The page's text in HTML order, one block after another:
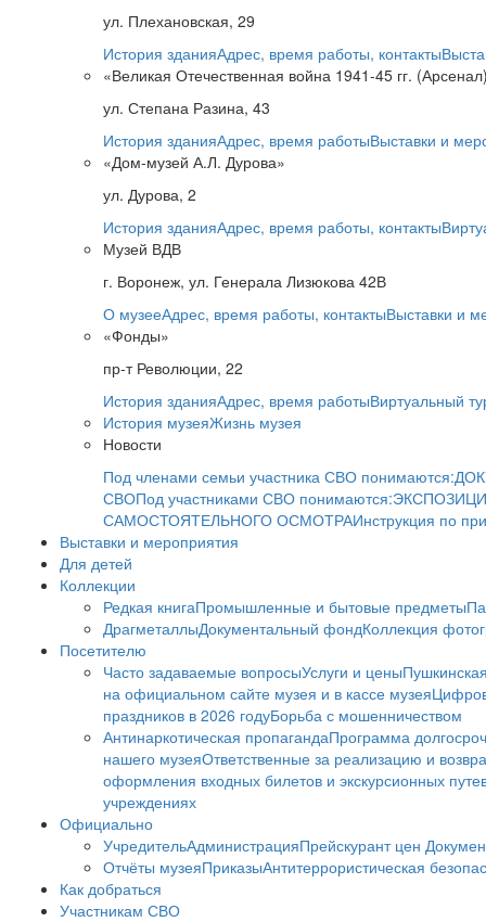
ул. Плехановская, 29
История зданияАдрес, время работы, контакты
«Великая Отечественная война 1941-45 гг.
ул. Степана Разина, 43
История зданияАдрес, время работыВыставки и
«Дом-музей А.Л. Дурова»
ул. Дурова, 2
История зданияАдрес, время работы, контакты
Музей ВДВ
г. Воронеж, ул. Генерала Лизюкова 42В
О музееАдрес, время работы, контактыВыставки и
«Фонды»
пр-т Революции, 22
История зданияАдрес, время работыВиртуальный
История музеяЖизнь музея
Новости
Под членами семьи участника СВО понимаются:
СВОПод участниками СВО понимаются:
САМОСТОЯТЕЛЬНОГО ОСМОТРАИнструкция по
Выставки и мероприятия
Для детей
Коллекции
Редкая книгаПромышленные и бытовые предметы
ДрагметаллыДокументальный фондКоллекция
Посетителю
Часто задаваемые вопросыУслуги и цены
на официальном сайте музея и в кассе музея
праздников в 2026 годуБорьба с мошенничеством
Антинаркотическая пропагандаПрограмма
нашего музеяОтветственные за реализацию и
оформления входных билетов и экскурсионных
учреждениях
Официально
УчредительАдминистрацияПрейскурант цен
Отчёты музеяПриказыАнтитеррористическая
Как добраться
Участникам СВО